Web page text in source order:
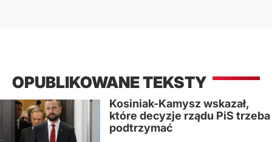
OPUBLIKOWANE TEKSTY
Kosiniak-Kamysz wskazał,
które decyzje rządu PiS trzeba
podtrzymać